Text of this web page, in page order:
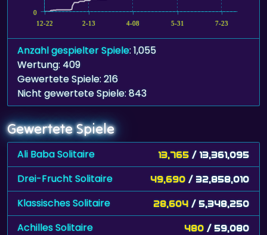
12-22 2-13 4-08 5-31 7-23
0
Anzahl gespielter Spiele: 1,055
Wertung: 409
Gewertete Spiele: 216
Nicht gewertete Spiele: 843
Gewertete Spiele
Ali Baba Solitaire 13,765 / 13,361,095
Drei-Frucht Solitaire 49,690 / 32,858,010
Klassisches Solitaire 28,604 / 5,348,250
Achilles Solitaire 480 / 59,080